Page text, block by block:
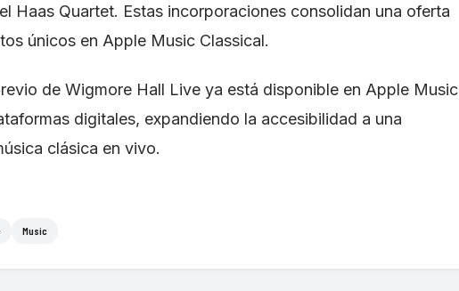
Haas Quartet. Estas incorporaciones consolidan una oferta
únicos en Apple Music Classical.
de Wigmore Hall Live ya está disponible en Apple Music
digitales, expandiendo la accesibilidad a una
clásica en vivo.
Music